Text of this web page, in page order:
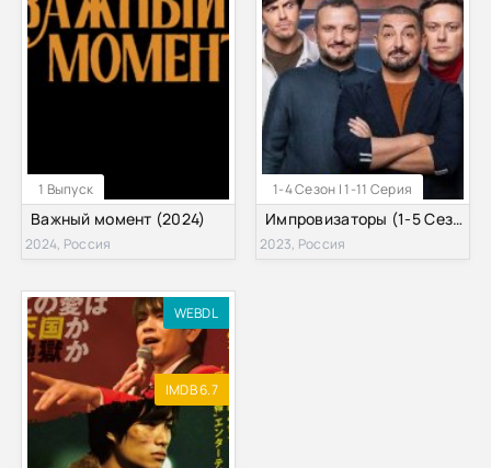
1 Выпуск
Важный момент (2024)
2024, Россия
1-4 Сезон | 1-11 Серия
Импровизаторы (1-5 Сезон)
2023, Россия
WEBDL
IMDB 6.7